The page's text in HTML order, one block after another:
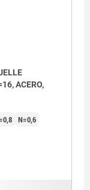
ACERO,
N=0,6